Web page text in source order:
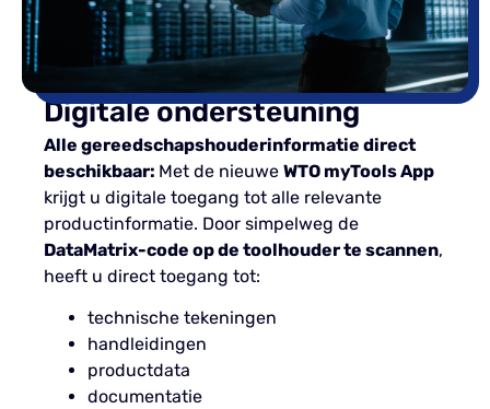
Digitale ondersteuning
Alle gereedschapshouderinformatie direct
beschikbaar: Met de nieuwe WTO myTools App
krijgt u digitale toegang tot alle relevante
productinformatie. Door simpelweg de
DataMatrix-code op de toolhouder te scannen,
heeft u direct toegang tot:
technische tekeningen
handleidingen
productdata
documentatie